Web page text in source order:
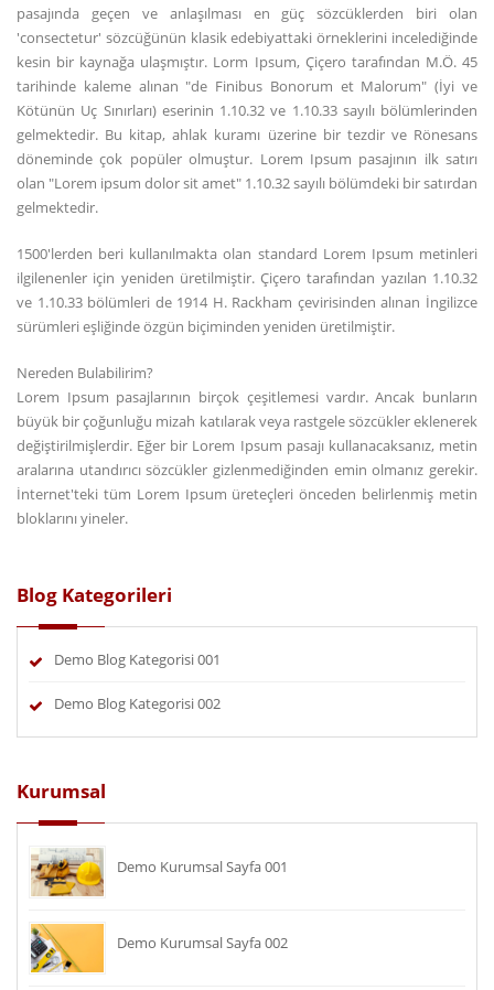
pasajında geçen ve anlaşılması en güç sözcüklerden biri olan
'consectetur' sözcüğünün klasik edebiyattaki örneklerini incelediğinde
kesin bir kaynağa ulaşmıştır. Lorm Ipsum, Çiçero tarafından M.Ö. 45
tarihinde kaleme alınan "de Finibus Bonorum et Malorum" (İyi ve
Kötünün Uç Sınırları) eserinin 1.10.32 ve 1.10.33 sayılı bölümlerinden
gelmektedir. Bu kitap, ahlak kuramı üzerine bir tezdir ve Rönesans
döneminde çok popüler olmuştur. Lorem Ipsum pasajının ilk satırı
olan "Lorem ipsum dolor sit amet" 1.10.32 sayılı bölümdeki bir satırdan
gelmektedir.
1500'lerden beri kullanılmakta olan standard Lorem Ipsum metinleri
ilgilenenler için yeniden üretilmiştir. Çiçero tarafından yazılan 1.10.32
ve 1.10.33 bölümleri de 1914 H. Rackham çevirisinden alınan İngilizce
sürümleri eşliğinde özgün biçiminden yeniden üretilmiştir.
Nereden Bulabilirim?
Lorem Ipsum pasajlarının birçok çeşitlemesi vardır. Ancak bunların
büyük bir çoğunluğu mizah katılarak veya rastgele sözcükler eklenerek
değiştirilmişlerdir. Eğer bir Lorem Ipsum pasajı kullanacaksanız, metin
aralarına utandırıcı sözcükler gizlenmediğinden emin olmanız gerekir.
İnternet'teki tüm Lorem Ipsum üreteçleri önceden belirlenmiş metin
bloklarını yineler.
Blog Kategorileri
Demo Blog Kategorisi 001
Demo Blog Kategorisi 002
Kurumsal
Demo Kurumsal Sayfa 001
Demo Kurumsal Sayfa 002